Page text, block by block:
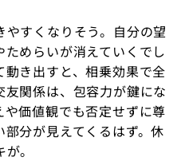
すくなりそう。自分の望
めらいが消えていくでし
き出すと、相乗効果で全
関係は、包容力が鍵にな
価値観でも否定せずに尊
分が見えてくるはず。休
。